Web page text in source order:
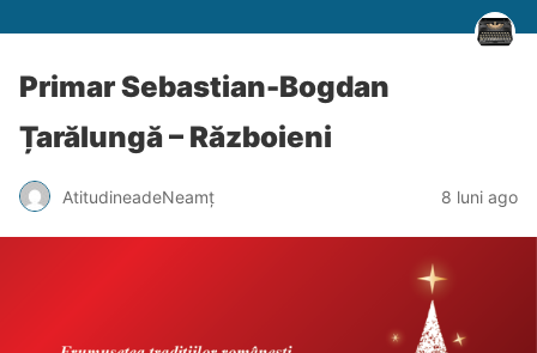
Primar Sebastian-Bogdan
Țarălungă – Războieni
AtitudineadeNeamț 8 luni ago